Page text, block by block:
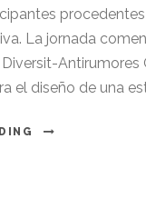
La jornada
el diseño de una